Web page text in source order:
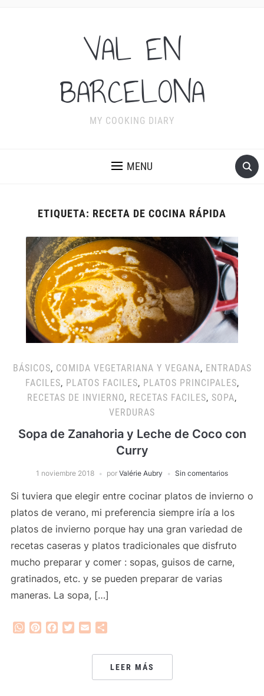
VAL EN
BARCELONA
MY COOKING DIARY
MENU
ETIQUETA: RECETA DE COCINA RÁPIDA
BÁSICOS, COMIDA VEGETARIANA Y VEGANA, ENTRADAS
FACILES, PLATOS FACILES, PLATOS PRINCIPALES,
RECETAS DE INVIERNO, RECETAS FACILES, SOPA,
VERDURAS
Sopa de Zanahoria y Leche de Coco con
Curry
1 noviembre 2018 por Valérie Aubry Sin comentarios
Si tuviera que elegir entre cocinar platos de invierno o
platos de verano, mi preferencia siempre iría a los
platos de invierno porque hay una gran variedad de
recetas caseras y platos tradicionales que disfruto
mucho preparar y comer : sopas, guisos de carne,
gratinados, etc. y se pueden preparar de varias
maneras. La sopa, […]
WhatsApp
PinterestFacebook
Twitter
Email
LEER MÁS